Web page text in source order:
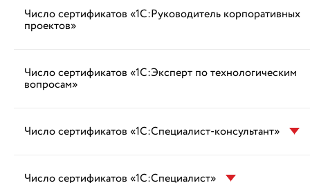
Число сертификатов «1С:Руководитель корпоративных
проектов»
Число сертификатов «1С:Эксперт по технологическим
вопросам»
Число сертификатов «1С:Специалист-консультант»
Число сертификатов «1С:Специалист»